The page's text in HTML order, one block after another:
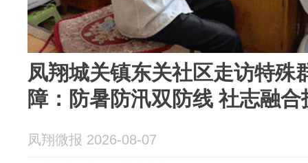
凤翔城关镇东关社区走访特殊
障：防暑防汛双防线 社志融合
凤翔微报 2026-08-07